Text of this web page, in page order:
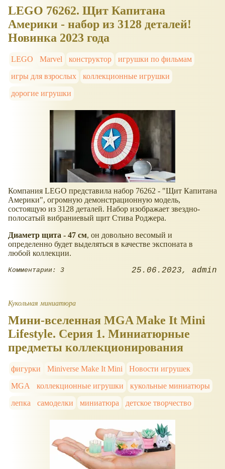
LEGO 76262. Щит Капитана
Америки - набор из 3128 деталей!
Новинка 2023 года
LEGO Marvel конструктор
игрушки по фильмам
игры для взрослых
коллекционные игрушки
дорогие игрушки
Компания LEGO представила набор 76262 - "Щит Капитана
Америки", огромную демонстрационную модель,
состоящую из 3128 деталей. Набор изображает звездно-
полосатый вибраниевый щит Стива Роджера.
Диаметр щита - 47 см, он довольно весомый и
определенно будет выделяться в качестве экспоната в
любой коллекции.
Комментарии: 3 25.06.2023 admin
Кукольная миниатюра
Мини-вселенная MGA Make It Mini
Lifestyle. Серия 1. Миниатюрные
предметы коллекционирования
фигурки Miniverse Make It Mini
Новости игрушек
MGA
коллекционные игрушки
кукольные миниатюры
лепка
самоделки миниатюра детское творчество